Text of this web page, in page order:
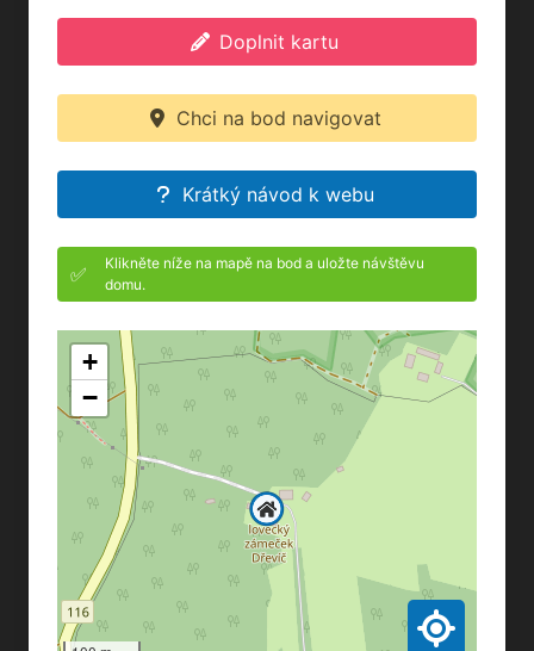
Doplnit kartu
Chci na bod navigovat
Krátký návod k webu
✅
Klikněte níže na mapě na bod a uložte návštěvu
domu.
+
−